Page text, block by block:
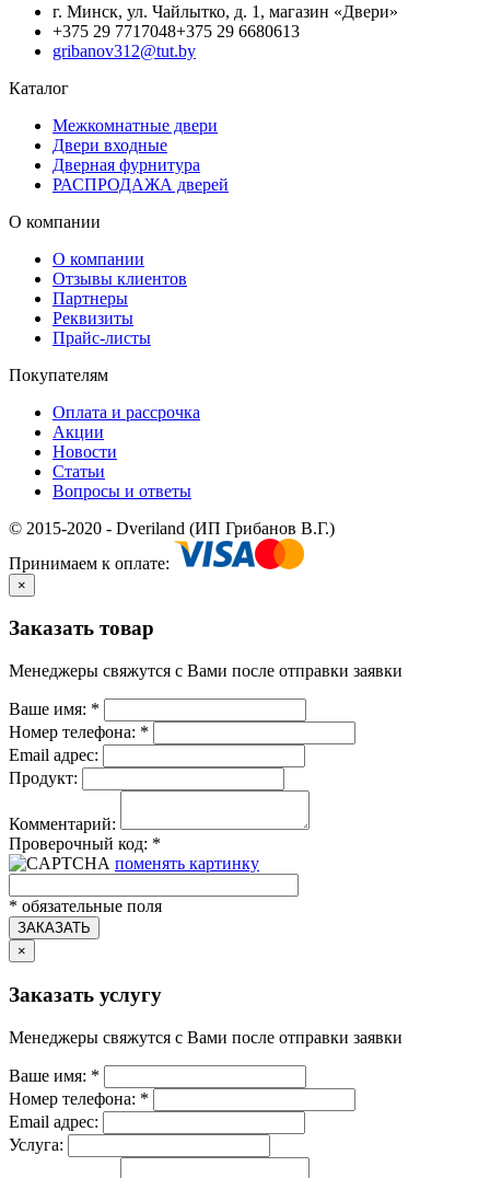
г. Минск, ул. Чайлытко, д. 1, магазин «Двери»
+375 29 7717048+375 29 6680613
gribanov312@tut.by
Каталог
Межкомнатные двери
Двери входные
Дверная фурнитура
РАСПРОДАЖА дверей
О компании
О компании
Отзывы клиентов
Партнеры
Реквизиты
Прайс-листы
Покупателям
Оплата и рассрочка
Акции
Новости
Статьи
Вопросы и ответы
© 2015-2020 - Dveriland (ИП Грибанов В.Г.)
Принимаем к оплате:
×
Заказать товар
Менеджеры свяжутся с Вами после отправки заявки
Ваше имя: *
Номер телефона: *
Email адрес:
Продукт:
Комментарий:
Проверочный код: *
поменять картинку
* обязательные поля
ЗАКАЗАТЬ
×
Заказать услугу
Менеджеры свяжутся с Вами после отправки заявки
Ваше имя: *
Номер телефона: *
Email адрес:
Услуга: